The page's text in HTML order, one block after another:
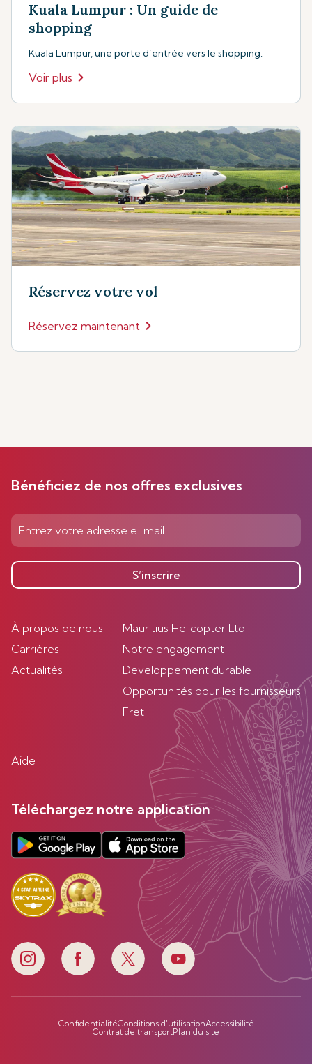
Kuala Lumpur : Un guide de
shopping
Kuala Lumpur, une porte d’entrée vers le shopping.
Voir plus
Réservez votre vol
Réservez maintenant
Bénéficiez de nos offres exclusives
S’inscrire
À propos de nous
Carrières
Actualités
Mauritius Helicopter Ltd
Notre engagement
Developpement durable
Opportunités pour les fournisseurs
Fret
Aide
Téléchargez notre application
ConfidentialitéConditions d'utilisationAccessibilité
Contrat de transportPlan du site